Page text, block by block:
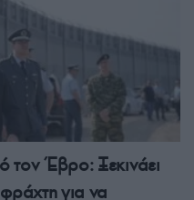
τον Έβρο: Ξεκινάει
για να